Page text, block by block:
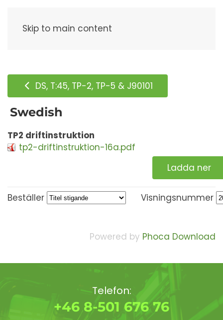
Skip to main content
DS, T:45, TP-2, TP-5 & J90101
Swedish
TP2 driftinstruktion
tp2-driftinstruktion-16a.pdf
Ladda ner
Beställer Visningsnummer
Powered by Phoca Download
Telefon:
+46 8-501 676 76